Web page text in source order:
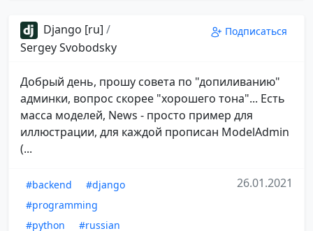
Django [ru] /
Sergey Svobodsky
Подписаться
Добрый день, прошу совета по "допиливанию"
админки, вопрос скорее "хорошего тона"... Есть
масса моделей, News - просто пример для
иллюстрации, для каждой прописан ModelAdmin
(...
#backend
#django
#programming
#python
#russian
26.01.2021